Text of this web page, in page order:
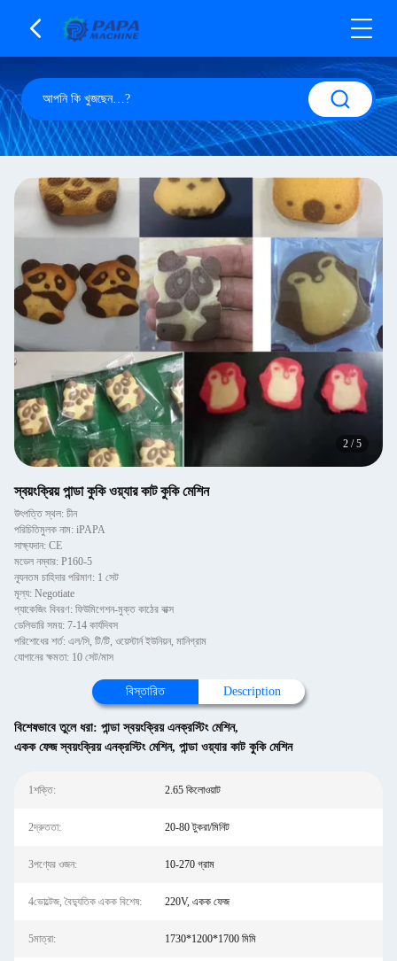
2 /5
স্বয়ংক্রিয় পান্ডা কুকি ওয়্যার কাট কুকি মেশিন
উৎপত্তি স্থল: চীন
পরিচিতিমুলক নাম: iPAPA
সাক্ষ্যদান: CE
মডেল নম্বার: P160-5
ন্যূনতম চাহিদার পরিমাণ: 1 সেট
মূল্য: Negotiate
প্যাকেজিং বিবরণ: ফিউমিগেশন-মুক্ত কাঠের বাক্স
ডেলিভারি সময়: 7-14 কার্যদিবস
পরিশোধের শর্ত: এল/সি, টি/টি, ওয়েস্টার্ন ইউনিয়ন, মানিগ্রাম
যোগানের ক্ষমতা: 10 সেট/মাস
বিস্তারিত Description
বিশেষভাবে তুলে ধরা: পান্ডা স্বয়ংক্রিয় এনক্রস্টিং মেশিন,
একক ফেজ স্বয়ংক্রিয় এনক্রস্টিং মেশিন, পান্ডা ওয়্যার কাট কুকি মেশিন
1শক্তি: 2.65 কিলোওয়াট
2দ্রুততা: 20-80 টুকরা/মিনিট
3পণ্যের ওজন: 10-270 গ্রাম
4ভোল্টেজ, বৈদ্যুতিক একক বিশেষ: 220V, একক ফেজ
5মাত্রা: 1730*1200*1700 মিমি